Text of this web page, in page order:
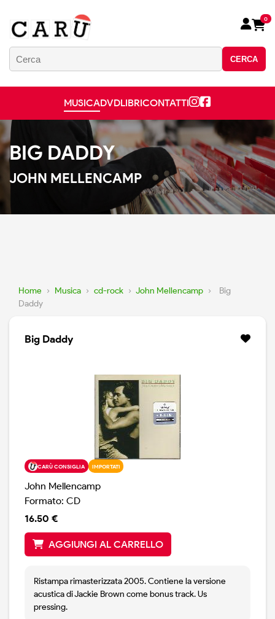
CERCA
0
MUSICADVDLIBRICONTATTI
BIG DADDY
JOHN MELLENCAMP
Home › Musica › cd-rock › John Mellencamp ›
Big
Daddy
Big Daddy
CARÙ CONSIGLIA IMPORTATI
John Mellencamp
Formato: CD
16.50 €
AGGIUNGI AL CARRELLO
Ristampa rimasterizzata 2005. Contiene la versione
acustica di Jackie Brown come bonus track. Us
pressing.